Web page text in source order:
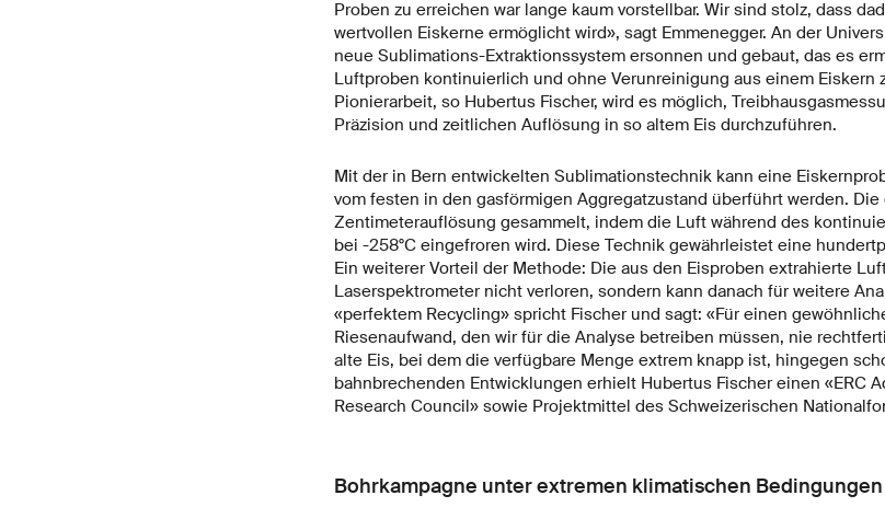
Proben zu erreichen war lange kaum vorstellbar. Wir sind stolz, dass
wertvollen Eiskerne ermöglicht wird», sagt Emmenegger. An der
neue Sublimations-Extraktionssystem ersonnen und gebaut, das es
Luftproben kontinuierlich und ohne Verunreinigung aus einem Eiskern
Pionierarbeit, so Hubertus Fischer, wird es möglich,
Präzision und zeitlichen Auflösung in so altem Eis durchzuführen.
Mit der in Bern entwickelten Sublimationstechnik kann eine
vom festen in den gasförmigen Aggregatzustand überführt werden.
Zentimeterauflösung gesammelt, indem die Luft während des
bei -258°C eingefroren wird. Diese Technik gewährleistet eine
Ein weiterer Vorteil der Methode: Die aus den Eisproben extrahierte
Laserspektrometer nicht verloren, sondern kann danach für weitere
«perfektem Recycling» spricht Fischer und sagt: «Für einen
Riesenaufwand, den wir für die Analyse betreiben müssen, nie
alte Eis, bei dem die verfügbare Menge extrem knapp ist, hingegen
bahnbrechenden Entwicklungen erhielt Hubertus Fischer einen «ERC
Research Council» sowie Projektmittel des Schweizerischen
Bohrkampagne unter extremen klimatischen Bedingungen